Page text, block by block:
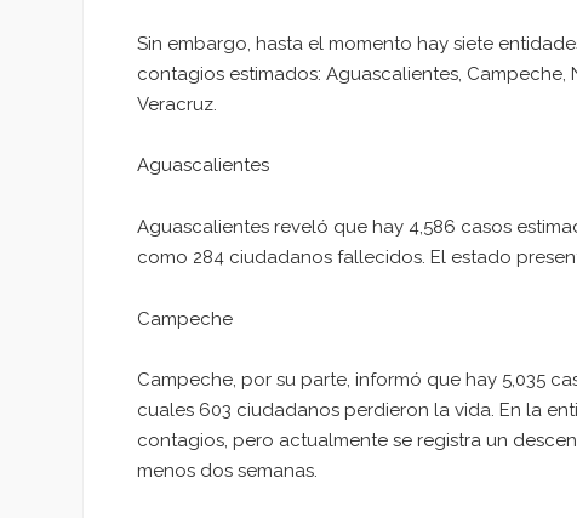
Sin embargo, hasta el momento hay siete
contagios estimados: Aguascalientes, Campeche,
Veracruz.
Aguascalientes
Aguascalientes reveló que hay 4,586 casos
como 284 ciudadanos fallecidos. El estado
Campeche
Campeche, por su parte, informó que hay 5,035
cuales 603 ciudadanos perdieron la vida. En la
contagios, pero actualmente se registra un
menos dos semanas.